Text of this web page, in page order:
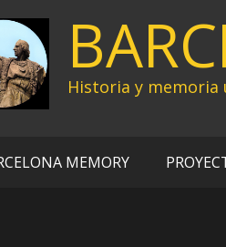
Historia y memoria
MEMORY